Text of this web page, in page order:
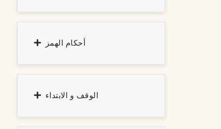
أحكام الهمز
الوقف و الابتداء